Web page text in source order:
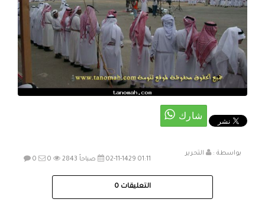
بواسطة :
التحرير
02-11-1429 01:11 صباحاً
0 0 2843
التعليقات 0